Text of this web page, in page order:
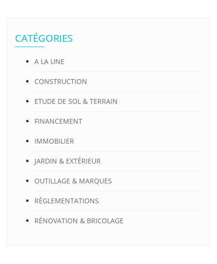
CATÉGORIES
A LA UNE
CONSTRUCTION
ETUDE DE SOL & TERRAIN
FINANCEMENT
IMMOBILIER
JARDIN & EXTÉRIEUR
OUTILLAGE & MARQUES
RÉGLEMENTATIONS
RÉNOVATION & BRICOLAGE